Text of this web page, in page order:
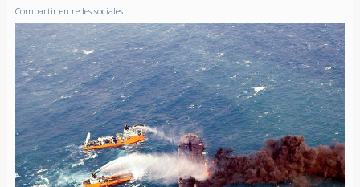
Compartir en redes sociales